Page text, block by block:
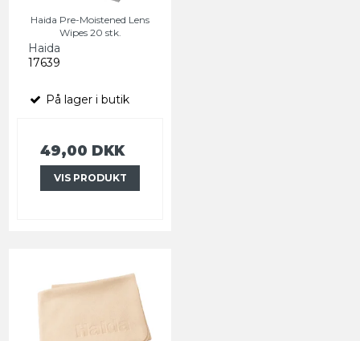
Haida Pre-Moistened Lens
Wipes 20 stk.
Haida
17639
På lager i butik
49,00 DKK
VIS PRODUKT